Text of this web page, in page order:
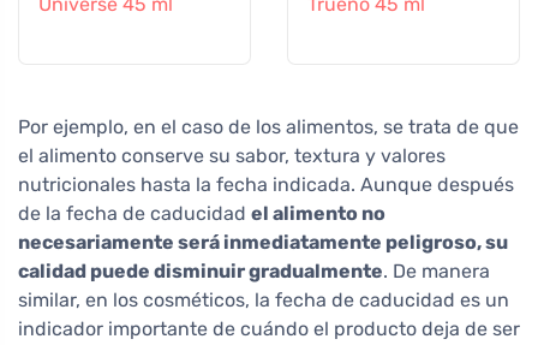
Por ejemplo, en el caso de los alimentos, se trata de que
el alimento conserve su sabor, textura y valores
nutricionales hasta la fecha indicada. Aunque después
de la fecha de caducidad el alimento no
necesariamente será inmediatamente peligroso, su
calidad puede disminuir gradualmente. De manera
similar, en los cosméticos, la fecha de caducidad es un
indicador importante de cuándo el producto deja de ser